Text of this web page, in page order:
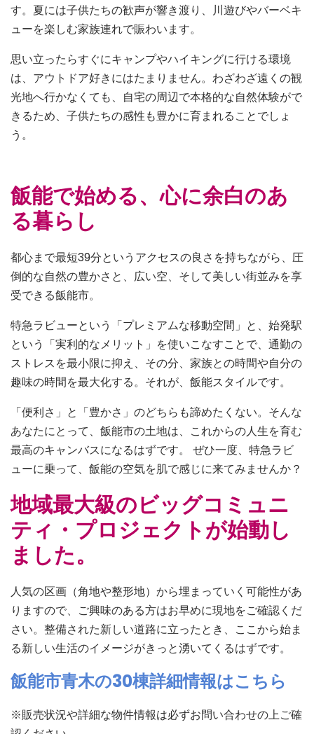
す。夏には子供たちの歓声が響き渡り、川遊びやバーベキ
ューを楽しむ家族連れで賑わいます。
思い立ったらすぐにキャンプやハイキングに行ける環境
は、アウトドア好きにはたまりません。わざわざ遠くの観
光地へ行かなくても、自宅の周辺で本格的な自然体験がで
きるため、子供たちの感性も豊かに育まれることでしょ
う。
飯能で始める、心に余白のあ
る暮らし
都心まで最短39分というアクセスの良さを持ちながら、圧
倒的な自然の豊かさと、広い空、そして美しい街並みを享
受できる飯能市。
特急ラビューという「プレミアムな移動空間」と、始発駅
という「実利的なメリット」を使いこなすことで、通勤の
ストレスを最小限に抑え、その分、家族との時間や自分の
趣味の時間を最大化する。それが、飯能スタイルです。
「便利さ」と「豊かさ」のどちらも諦めたくない。そんな
あなたにとって、飯能市の土地は、これからの人生を育む
最高のキャンバスになるはずです。 ぜひ一度、特急ラビ
ューに乗って、飯能の空気を肌で感じに来てみませんか？
地域最大級のビッグコミュニ
ティ・プロジェクトが始動し
ました。
人気の区画（角地や整形地）から埋まっていく可能性があ
りますので、ご興味のある方はお早めに現地をご確認くだ
さい。整備された新しい道路に立ったとき、ここから始ま
る新しい生活のイメージがきっと湧いてくるはずです。
飯能市青木の30棟詳細情報はこちら
※販売状況や詳細な物件情報は必ずお問い合わせの上ご確